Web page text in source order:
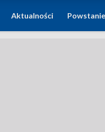
Aktualności